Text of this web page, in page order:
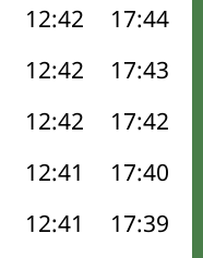
12:42 17:44
12:42 17:43
12:42 17:42
12:41 17:40
12:41 17:39